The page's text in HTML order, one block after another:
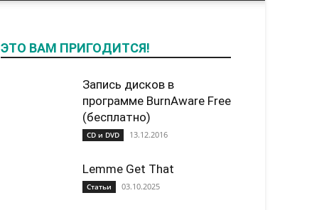
ЭТО ВАМ ПРИГОДИТСЯ!
Запись дисков в
программе BurnAware Free
(бесплатно)
CD и DVD 13.12.2016
Lemme Get That
Статьи 03.10.2025